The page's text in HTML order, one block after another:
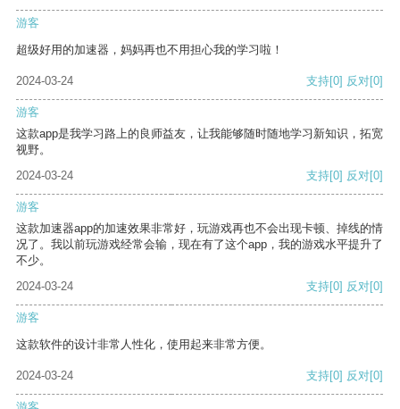
游客
超级好用的加速器，妈妈再也不用担心我的学习啦！
2024-03-24 支持[0] 反对[0]
游客
这款app是我学习路上的良师益友，让我能够随时随地学习新知识，拓宽
视野。
2024-03-24
支持[0] 反对[0]
游客
这款加速器app的加速效果非常好，玩游戏再也不会出现卡顿、掉线的情
况了。我以前玩游戏经常会输，现在有了这个app，我的游戏水平提升了
不少。
2024-03-24
支持[0] 反对[0]
游客
这款软件的设计非常人性化，使用起来非常方便。
2024-03-24 支持[0] 反对[0]